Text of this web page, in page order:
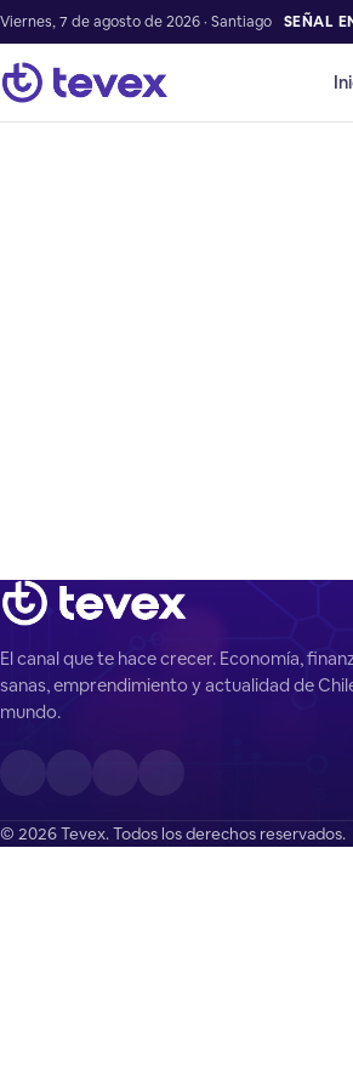
Viernes, 7 de agosto de 2026 · Santiago SEÑAL
El canal que te hace crecer. Economía,
sanas, emprendimiento y actualidad de
mundo.
© 2026 Tevex. Todos los derechos reservados.